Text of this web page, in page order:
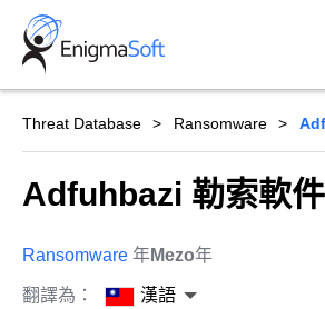
Skip
content
Threat Database Ransomware
Adfuhbazi 勒索軟件
Ransomware 年Mezo年
翻譯為： 漢語